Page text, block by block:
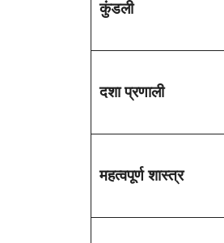
कुंडली
दशा प्रणाली
महत्वपूर्ण शास्त्र